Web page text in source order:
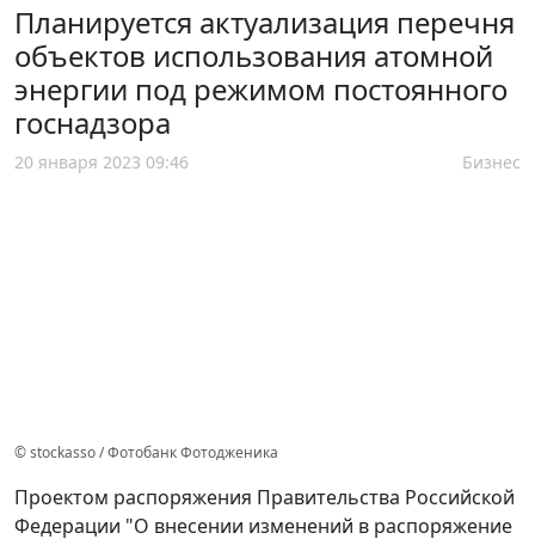
Планируется актуализация перечня
объектов использования атомной
энергии под режимом постоянного
госнадзора
20 января 2023 09:46 Бизнес
© stockasso / Фотобанк Фотодженика
Проектом распоряжения Правительства Российской
Федерации "О внесении изменений в распоряжение